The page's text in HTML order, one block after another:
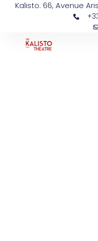
Kalisto. 66, Avenue